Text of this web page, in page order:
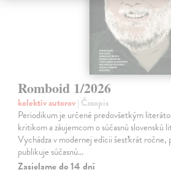
Romboid 1/2026
kolektív autorov| Časopis
Periodikum je určené predovšetkým
kritikom a záujemcom o súčasnú slovenskú
Vychádza v modernej edícii šesťkrát ročne,
publikuje súčasnú…
Zasielame do 14 dní